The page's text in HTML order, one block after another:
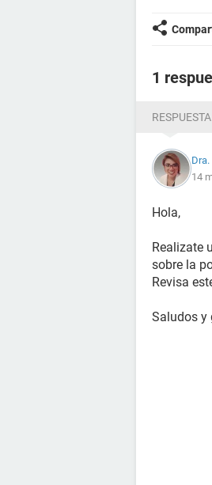
1
14
Hola,
Realizate
sobre la
Revisa
Saludos y